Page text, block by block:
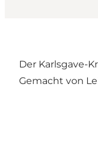
Der Karlsgave-
Gemacht von